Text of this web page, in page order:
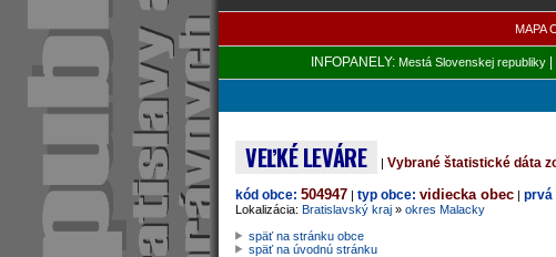
MAPA
INFOPANELY: Mestá Slovenskej republiky|
VEĽKÉ LEVÁRE | Vybrané štatistické dáta
kód obce: 504947 | typ obce: vidiecka obec | prvá
Lokalizácia: Bratislavský kraj » okres Malacky
späť na stránku obce
späť na úvodnú stránku